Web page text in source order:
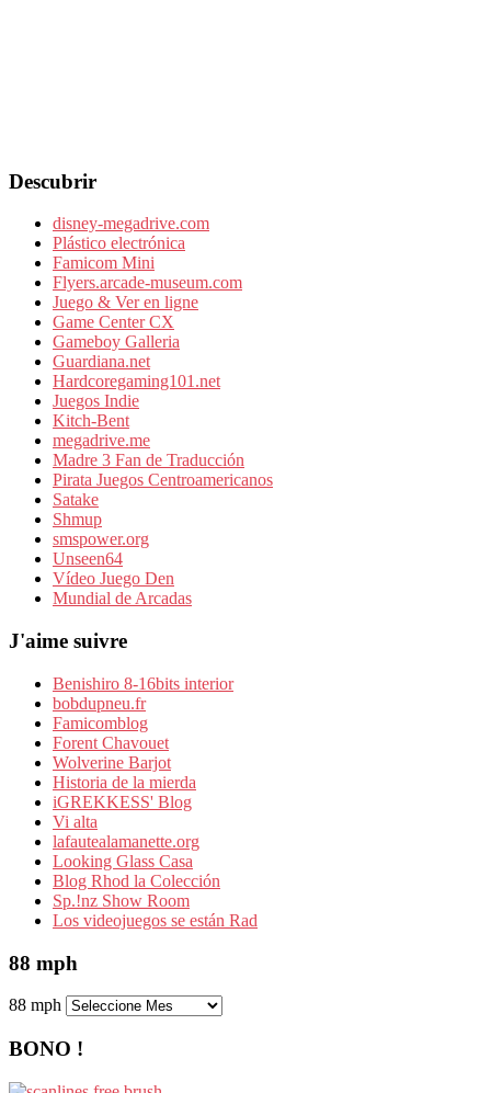
Descubrir
disney-megadrive.com
Plástico electrónica
Famicom Mini
Flyers.arcade-museum.com
Juego & Ver en ligne
Game Center CX
Gameboy Galleria
Guardiana.net
Hardcoregaming101.net
Juegos Indie
Kitch-Bent
megadrive.me
Madre 3 Fan de Traducción
Pirata Juegos Centroamericanos
Satake
Shmup
smspower.org
Unseen64
Vídeo Juego Den
Mundial de Arcadas
J'aime suivre
Benishiro 8-16bits interior
bobdupneu.fr
Famicomblog
Forent Chavouet
Wolverine Barjot
Historia de la mierda
iGREKKESS' Blog
Vi alta
lafautealamanette.org
Looking Glass Casa
Blog Rhod la Colección
Sp.!nz Show Room
Los videojuegos se están Rad
88 mph
88 mph
BONO !